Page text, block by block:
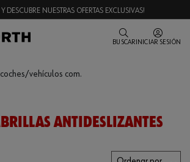
Y DESCUBRE NUESTRAS OFERTAS EXCLUSIVAS!
BUSCAR INICIAR SESIÓN
vehículos com.
ANTIDESLIZANTES